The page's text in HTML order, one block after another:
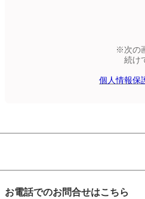
※次の
続け
個人情報保
お電話でのお問合せはこちら